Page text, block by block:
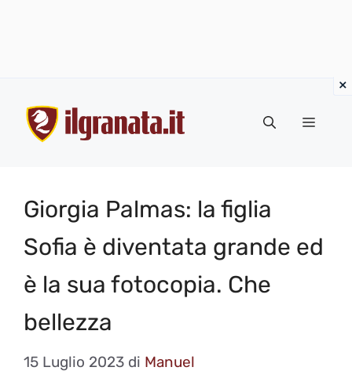
contenuto
Menu
Giorgia Palmas: la figlia
Sofia è diventata grande ed
è la sua fotocopia. Che
bellezza
15 Luglio 2023 di Manuel